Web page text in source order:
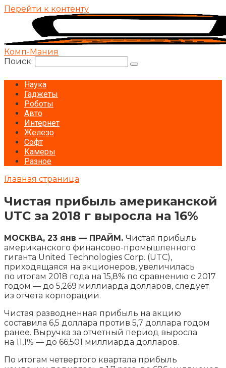
Перейти к контенту
Комп-Мания
Поиск:
Наука
Гаджеты
Роботы
Авто
Интернет
Железо
Софт
Камеры
Разное
Главная страница
Чистая прибыль американской
UTC за 2018 г выросла на 16%
МОСКВА, 23 янв — ПРАЙМ. Чистая прибыль
американского финансово-промышленного
гиганта United Technologies Corp. (UTC),
приходящаяся на акционеров, увеличилась
по итогам 2018 года на 15,8% по сравнению с 2017
годом — до 5,269 миллиарда долларов, следует
из отчета корпорации.
Чистая разводненная прибыль на акцию
составила 6,5 доллара против 5,7 доллара годом
ранее. Выручка за отчетный период выросла
на 11,1% — до 66,501 миллиарда долларов.
По итогам четвертого квартала прибыль